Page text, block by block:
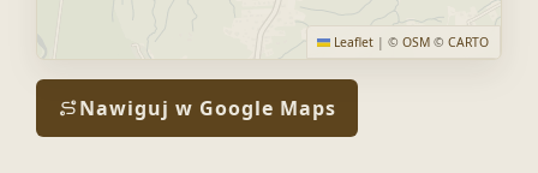
Leaflet | © OSM© CARTO
Nawiguj w Google Maps